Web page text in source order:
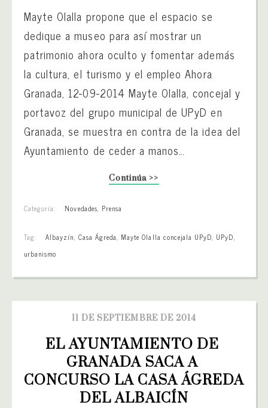
Mayte Olalla propone que el espacio se
dedique a museo para así mostrar un
patrimonio ahora oculto y fomentar además
la cultura, el turismo y el empleo Ahora
Granada, 12-09-2014 Mayte Olalla, concejal y
portavoz del grupo municipal de UPyD en
Granada, se muestra en contra de la idea del
Ayuntamiento de ceder a manos…
Continúa >>
Categoría: Novedades, Prensa
Tag: Albayzín, Casa Ágreda, Mayte Olalla concejala UPyD, UPyD,
urbanismo
11 DE SEPTIEMBRE DE 2014
EL AYUNTAMIENTO DE
GRANADA SACA A
CONCURSO LA CASA ÁGREDA
DEL ALBAICÍN